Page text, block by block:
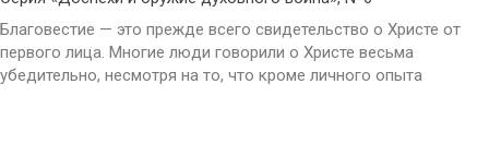
Благовестие — это прежде всего свидетельство о Христе от
первого лица. Многие люди говорили о Христе весьма
убедительно, несмотря на то, что кроме личного опыта